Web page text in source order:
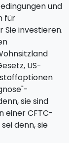
und
für
investieren.
US-
sie sind
einer CFTC-
denn, sie